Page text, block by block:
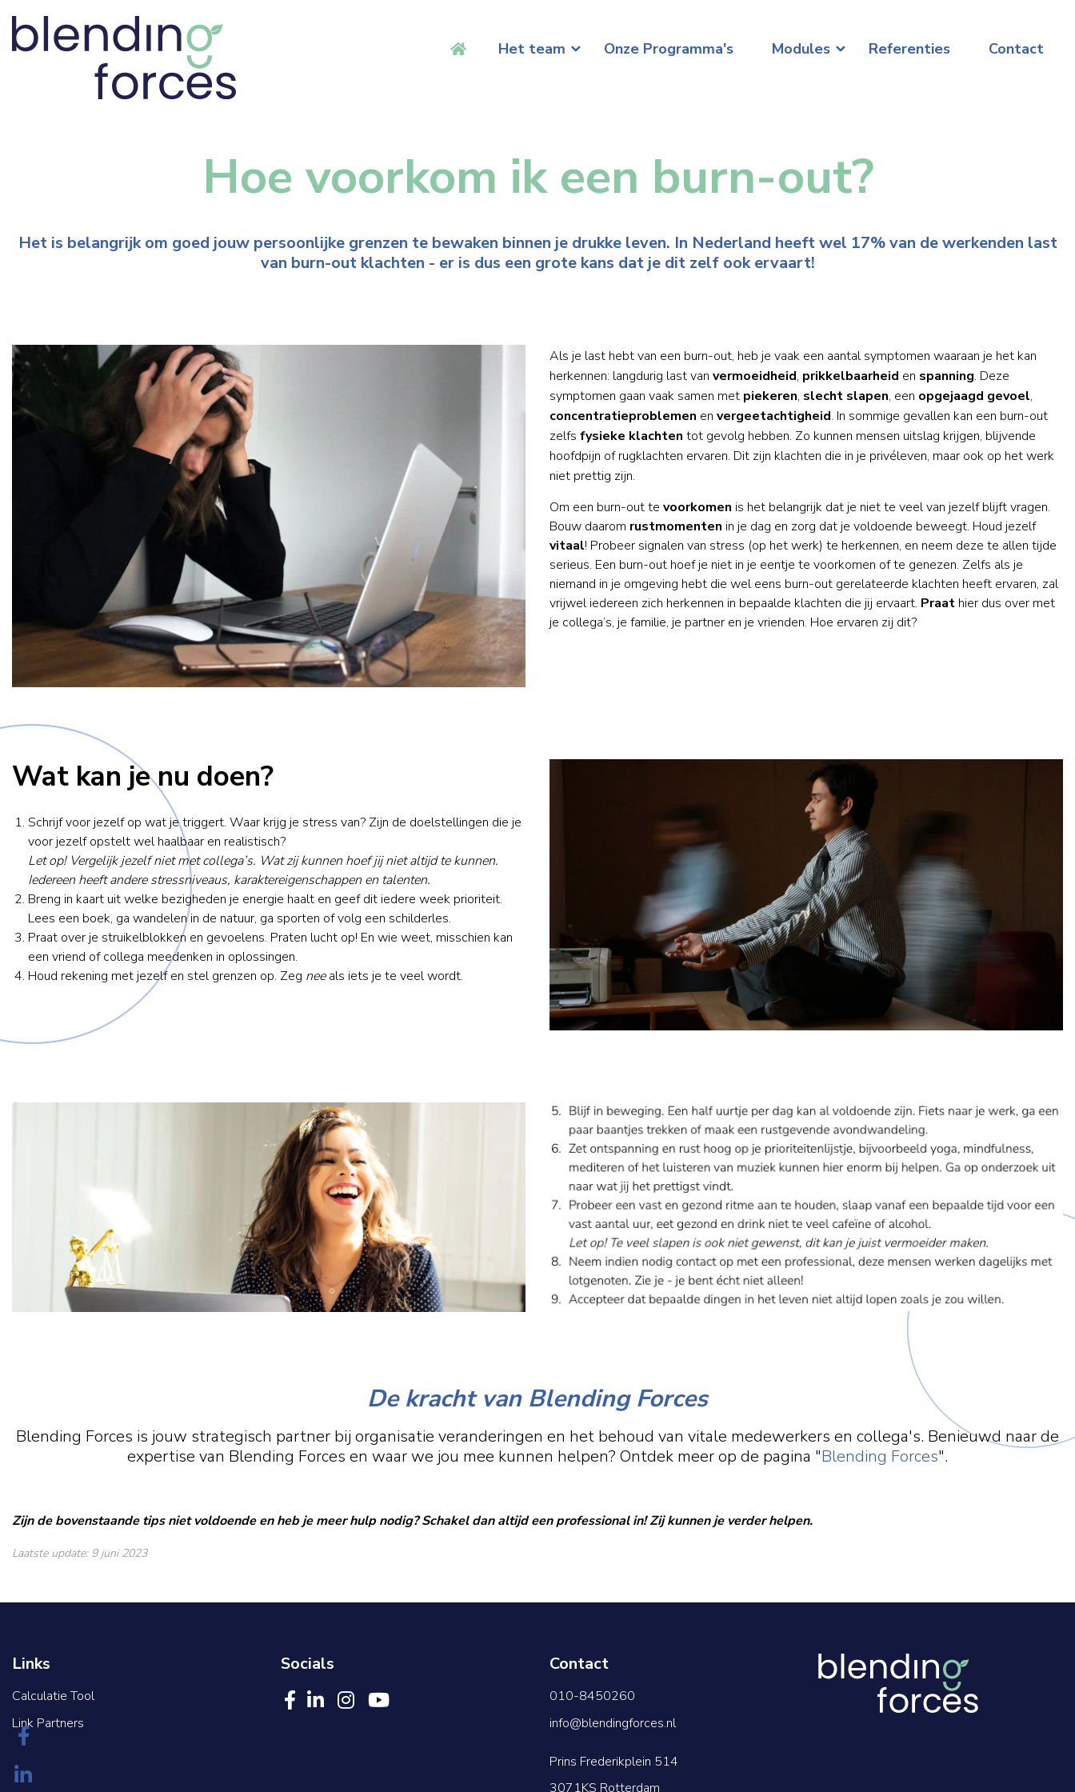
Het team Onze Programma's Modules Referenties Contact
Hoe voorkom ik een burn-out?
Het is belangrijk om goed jouw persoonlijke grenzen te bewaken binnen je drukke leven. In Nederland heeft wel 17% van de werkenden last
van burn-out klachten - er is dus een grote kans dat je dit zelf ook ervaart!
Als je last hebt van een burn-out, heb je vaak een aantal symptomen waaraan je het kan
herkennen: langdurig last van vermoeidheid, prikkelbaarheid en spanning. Deze
symptomen gaan vaak samen met piekeren, slecht slapen, een opgejaagd gevoel,
concentratieproblemen en vergeetachtigheid. In sommige gevallen kan een burn-out
zelfs fysieke klachten tot gevolg hebben. Zo kunnen mensen uitslag krijgen, blijvende
hoofdpijn of rugklachten ervaren. Dit zijn klachten die in je privéleven, maar ook op het werk
niet prettig zijn.
Om een burn-out te voorkomen is het belangrijk dat je niet te veel van jezelf blijft vragen.
Bouw daarom rustmomenten in je dag en zorg dat je voldoende beweegt. Houd jezelf
vitaal! Probeer signalen van stress (op het werk) te herkennen, en neem deze te allen tijde
serieus. Een burn-out hoef je niet in je eentje te voorkomen of te genezen. Zelfs als je
niemand in je omgeving hebt die wel eens burn-out gerelateerde klachten heeft ervaren, zal
vrijwel iedereen zich herkennen in bepaalde klachten die jij ervaart. Praat hier dus over met
je collega’s, je familie, je partner en je vrienden. Hoe ervaren zij dit?
Wat kan je nu doen?
Schrijf voor jezelf op wat je triggert. Waar krijg je stress van? Zijn de doelstellingen die je
voor jezelf opstelt wel haalbaar en realistisch?
Let op! Vergelijk jezelf niet met collega’s. Wat zij kunnen hoef jij niet altijd te kunnen.
Iedereen heeft andere stressniveaus, karaktereigenschappen en talenten.
Breng in kaart uit welke bezigheden je energie haalt en geef dit iedere week prioriteit.
Lees een boek, ga wandelen in de natuur, ga sporten of volg een schilderles.
Praat over je struikelblokken en gevoelens. Praten lucht op! En wie weet, misschien kan
een vriend of collega meedenken in oplossingen.
Houd rekening met jezelf en stel grenzen op. Zeg neeals iets je te veel wordt.
De kracht van Blending Forces
Blending Forces is jouw strategisch partner bij organisatie veranderingen en het behoud van vitale medewerkers en collega's. Benieuwd naar de
expertise van Blending Forces en waar we jou mee kunnen helpen? Ontdek meer op de pagina "Blending Forces".
Zijn de bovenstaande tips niet voldoende en heb je meer hulp nodig? Schakel dan altijd een professional in! Zij kunnen je verder helpen.
Laatste update: 9 juni 2023
Links
Calculatie Tool
Link Partners
Socials Contact
010-8450260
info@blendingforces.nl
Prins Frederikplein 514
3071KS Rotterdam